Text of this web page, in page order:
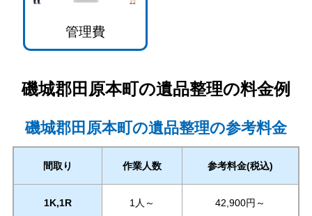
管理費
磯城郡田原本町の遺品整理の料金例
磯城郡田原本町の遺品整理の参考料金
間取り 作業人数 参考料金(税込)
1K,1R 1人～ 42,900円～